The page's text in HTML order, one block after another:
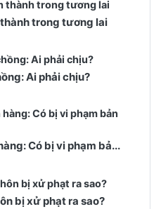
trong tương lai
Ai phải chịu?
Có bị vi phạm bả...
bị xử phạt ra sao?